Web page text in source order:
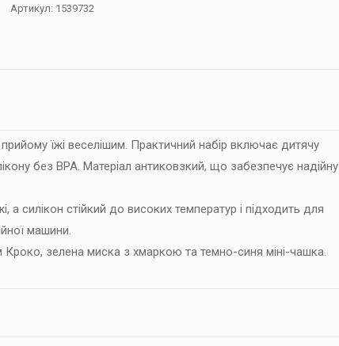
by
Артикул: 1539732
їжі веселішим. Практичний набір включає дитячу
без BPA. Матеріал антиковзкий, що забезпечує надійну
а силікон стійкий до високих температур і підходить для
машини.
зелена миска з хмаркою та темно-синя міні-чашка.